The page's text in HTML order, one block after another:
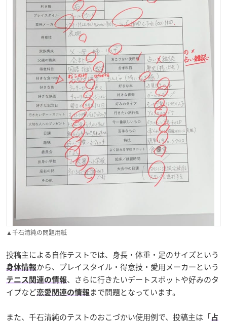
▲千石清純の問題用紙
投稿主による自作テストでは、身長・体重・足のサイズという
身体情報から、プレイスタイル・得意技・愛用メーカーという
テニス関連の情報、さらに行きたいデートスポットや好みのタ
イプなど恋愛関連の情報 まで問題となっています。
また、千石清純のテストのおこづかい使用例で、投稿主は「占